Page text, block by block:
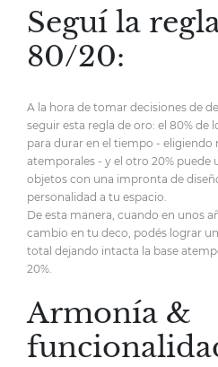
Seguí la
80/20:
A la hora de tomar decisiones de
seguir esta regla de oro: el 80% de
para durar en el tiempo - eligiendo
atemporales - y el otro 20% puede
objetos con una impronta de
personalidad a tu espacio.
De esta manera, cuando en unos
cambio en tu deco, podés lograr
total dejando intacta la base
20%.
Armonía &